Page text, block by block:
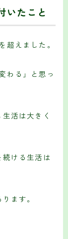
いたこと
超えました。
わる」と思っ
活は大きく
ける生活は
ます。